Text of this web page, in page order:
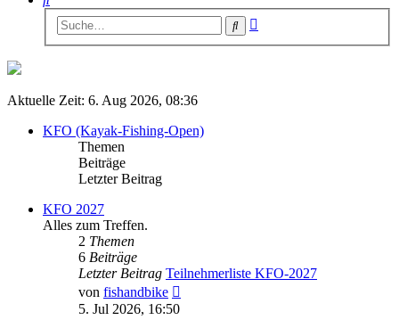
Suche
Aktuelle Zeit: 6. Aug 2026, 08:36
KFO (Kayak-Fishing-Open)
Themen
Beiträge
Letzter Beitrag
KFO 2027
Alles zum Treffen.
2 Themen
6 Beiträge
Letzter Beitrag Teilnehmerliste KFO-2027
von fishandbike
5. Jul 2026, 16:50